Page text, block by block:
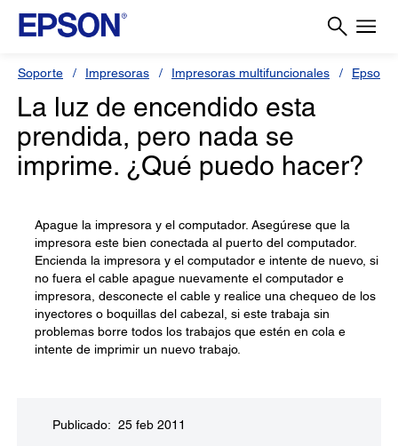
Soporte Impresoras Impresoras multifuncionales Epson
La luz de encendido esta
prendida, pero nada se
imprime. ¿Qué puedo hacer?
Apague la impresora y el computador. Asegúrese que la
impresora este bien conectada al puerto del computador.
Encienda la impresora y el computador e intente de nuevo, si
no fuera el cable apague nuevamente el computador e
impresora, desconecte el cable y realice una chequeo de los
inyectores o boquillas del cabezal, si este trabaja sin
problemas borre todos los trabajos que estén en cola e
intente de imprimir un nuevo trabajo.
Publicado: 25 feb 2011